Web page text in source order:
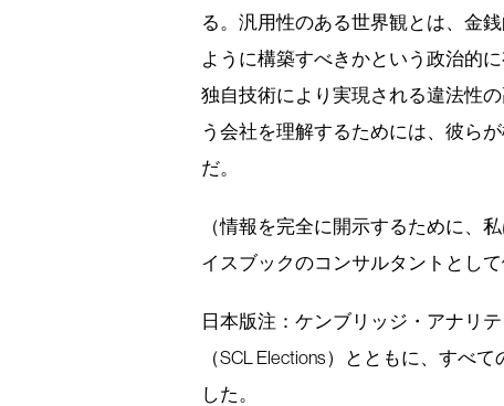
る。汎用性のある世界観とは、金
ように構築すべきかという政治的
独自技術により実現される違法性
う会社を理解するためには、彼ら
だ。
（情報を完全に開示するために、
イスブックのコンサルタントとし
日本版注：ケンブリッジ・アナリ
（SCL Elections）とともに、すべ
した。